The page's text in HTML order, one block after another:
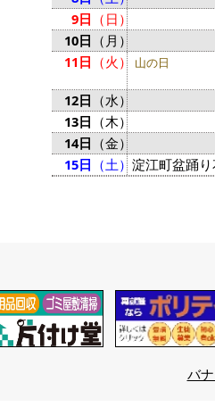
9日 （日）
10日 （月）
11日 （火） 山の日
12日 （水）
13日 （木）
14日 （金）
15日 （土）淀江町盆踊
バ